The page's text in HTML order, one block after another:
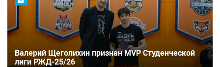
Валерий Щеголихин признан MVP Студенческой
лиги РЖД-25/26